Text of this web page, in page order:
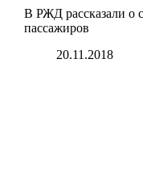
В РЖД рассказали о
пассажиров
20.11.2018